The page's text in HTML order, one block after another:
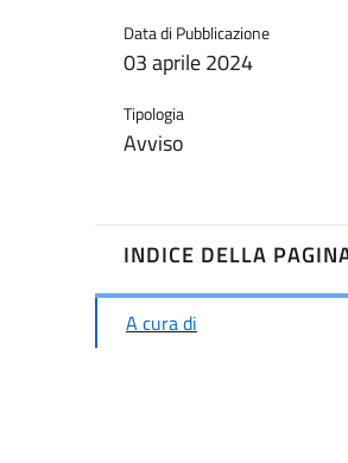
Data di Pubblicazione
03 aprile 2024
Tipologia
Avviso
INDICE DELLA
A cura di